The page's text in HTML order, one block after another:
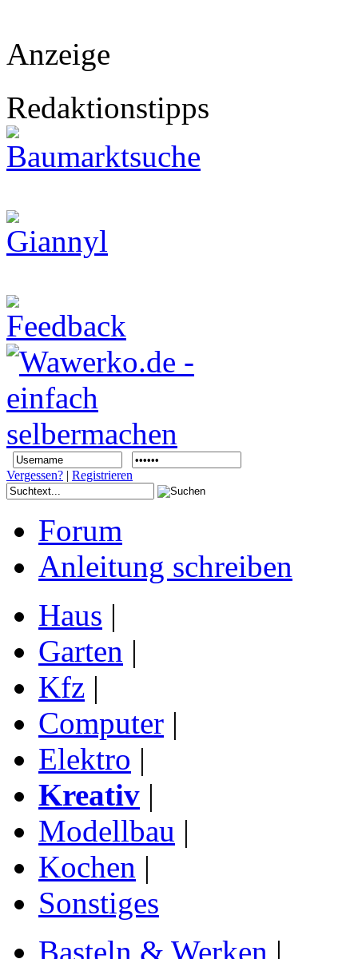
Anzeige
Redaktionstipps
Vergessen? | Registrieren
Forum
Anleitung schreiben
Haus |
Garten |
Kfz |
Computer |
Elektro |
Kreativ |
Modellbau |
Kochen |
Sonstiges
Basteln & Werken |